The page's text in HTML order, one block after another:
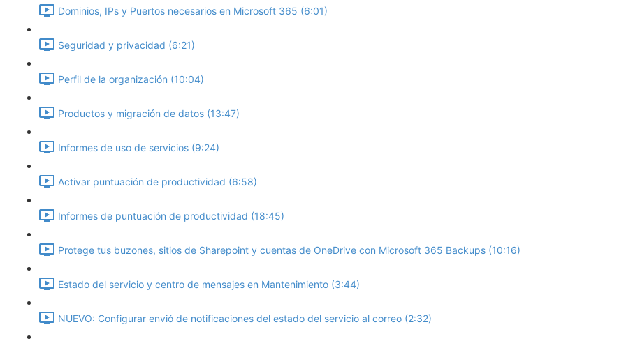
Dominios, IPs y Puertos necesarios en Microsoft 365 (6:01)
Seguridad y privacidad (6:21)
Perfil de la organización (10:04)
Productos y migración de datos (13:47)
Informes de uso de servicios (9:24)
Activar puntuación de productividad (6:58)
Informes de puntuación de productividad (18:45)
Protege tus buzones, sitios de Sharepoint y cuentas de OneDrive con Microsoft 365 Backups (10:16)
Estado del servicio y centro de mensajes en Mantenimiento (3:44)
NUEVO: Configurar envió de notificaciones del estado del servicio al correo (2:32)